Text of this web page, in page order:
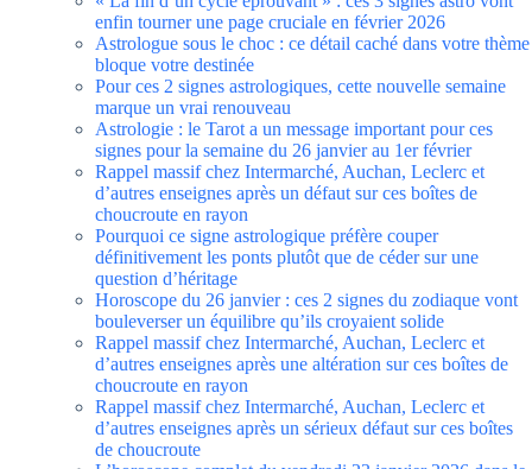
enfin tourner une page cruciale en février 2026
Astrologue sous le choc : ce détail caché dans votre thème
bloque votre destinée
Pour ces 2 signes astrologiques, cette nouvelle semaine
marque un vrai renouveau
Astrologie : le Tarot a un message important pour ces
signes pour la semaine du 26 janvier au 1er février
Rappel massif chez Intermarché, Auchan, Leclerc et
d’autres enseignes après un défaut sur ces boîtes de
choucroute en rayon
Pourquoi ce signe astrologique préfère couper
définitivement les ponts plutôt que de céder sur une
question d’héritage
Horoscope du 26 janvier : ces 2 signes du zodiaque vont
bouleverser un équilibre qu’ils croyaient solide
Rappel massif chez Intermarché, Auchan, Leclerc et
d’autres enseignes après une altération sur ces boîtes de
choucroute en rayon
Rappel massif chez Intermarché, Auchan, Leclerc et
d’autres enseignes après un sérieux défaut sur ces boîtes
de choucroute